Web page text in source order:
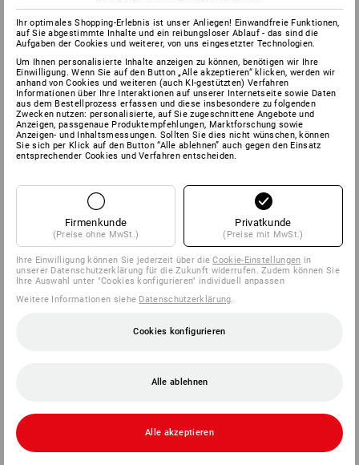
Ihr optimales Shopping-Erlebnis ist unser Anliegen! Einwandfreie Funktionen,
auf Sie abgestimmte Inhalte und ein reibungsloser Ablauf - das sind die
Aufgaben der Cookies und weiterer, von uns eingesetzter Technologien.
Um Ihnen personalisierte Inhalte anzeigen zu können, benötigen wir Ihre
Einwilligung. Wenn Sie auf den Button „Alle akzeptieren“ klicken, werden wir
anhand von Cookies und weiteren (auch KI-gestützten) Verfahren
Informationen über Ihre Interaktionen auf unserer Internetseite sowie Daten
aus dem Bestellprozess erfassen und diese insbesondere zu folgenden
Zwecken nutzen: personalisierte, auf Sie zugeschnittene Angebote und
Anzeigen, passgenaue Produktempfehlungen, Marktforschung sowie
Anzeigen- und Inhaltsmessungen. Sollten Sie dies nicht wünschen, können
Sie sich per Klick auf den Button “Alle ablehnen” auch gegen den Einsatz
entsprechender Cookies und Verfahren entscheiden.
Firmenkunde
(Preise ohne MwSt.)
Privatkunde
(Preise mit MwSt.)
Ihre Einwilligung können Sie jederzeit über dieCookie-Einstellungen in
unserer Datenschutzerklärung für die Zukunft widerrufen. Zudem können Sie
Ihre Auswahl unter "Cookies konfigurieren" individuell anpassen
Weitere Informationen siehe Datenschutzerklärung.
Cookies konfigurieren
Alle ablehnen
Alle akzeptieren